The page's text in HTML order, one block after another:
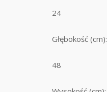
24
Głębokość (cm):
48